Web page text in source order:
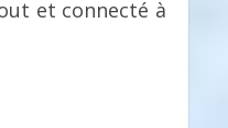
et connecté à